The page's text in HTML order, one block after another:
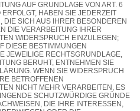
AUF GRUNDLAGE VON ART. 6
HABEN SIE JEDERZEIT
DIE SICH AUS IHRER BESONDEREN
DIE VERARBEITUNG IHRER
WIDERSPRUCH EINZULEGEN;
DIESE BESTIMMUNGEN
JEWEILIGE RECHTSGRUNDLAGE,
BERUHT, ENTNEHMEN SIE
WENN SIE WIDERSPRUCH
BETROFFENEN
NICHT MEHR VERARBEITEN, ES
SCHUTZWÜRDIGE GRÜNDE
DIE IHRE INTERESSEN,